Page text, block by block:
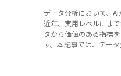
データ分析において、
近年、実用レベルにま
タから価値のある指標
す。本記事では、デー